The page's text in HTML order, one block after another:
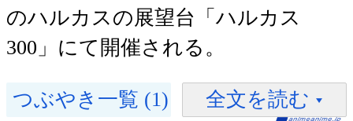
のハルカスの展望台「ハルカス
300」にて開催される。
つぶやき一覧 (1) 全文を読む